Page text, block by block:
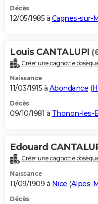
Décès
12/05/1985 à Cagnes-sur-
Louis CANTALUPI
Créer une cagnotte
Naissance
11/03/1915 à Abondance (
Décès
09/10/1981 à Thonon-les-
Edouard
Créer une cagnotte
Naissance
11/09/1909 à Nice (Alpes-
Décès